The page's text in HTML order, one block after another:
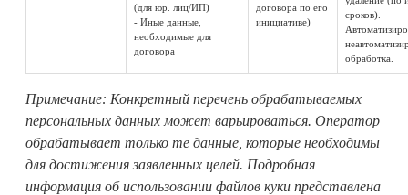
(для юр. лиц/ИП)
- Иные данные,
необходимые для
договора
договора по его
инициативе)
сроков).
обработка.
Примечание: Конкретный перечень обрабатываемых
персональных данных может варьироваться. Оператор
обрабатывает только те данные, которые необходимы
для достижения заявленных целей. Подробная
информация об использовании файлов куки представлена